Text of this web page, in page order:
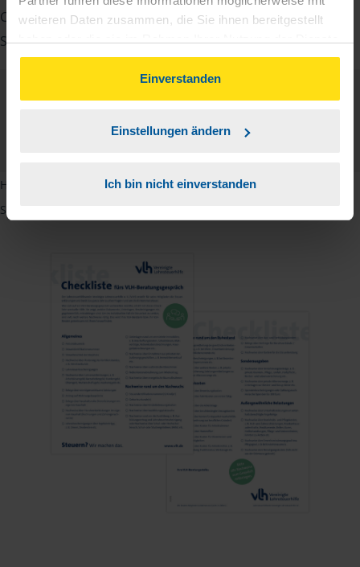
weiteren Daten zusammen, die Sie ihnen bereitgestellt
gesammelt haben. Indem Sie auf Einverstanden klicken,
können Sie der Verwendung von Cookies, gemäß
unserer
Einverstanden
Einstellungen ändern
Ich bin nicht einverstanden
Checkliste für Arbeitnehmer, Beamte, Auszubildende und
Studenten sowie Rentner zur Verfügung.
Checkliste
Hinweis: Übersetzungen in mehreren Sprachen finden Sie, wenn
Sie auf den Pfeil neben der Sprache Deutsch klicken.